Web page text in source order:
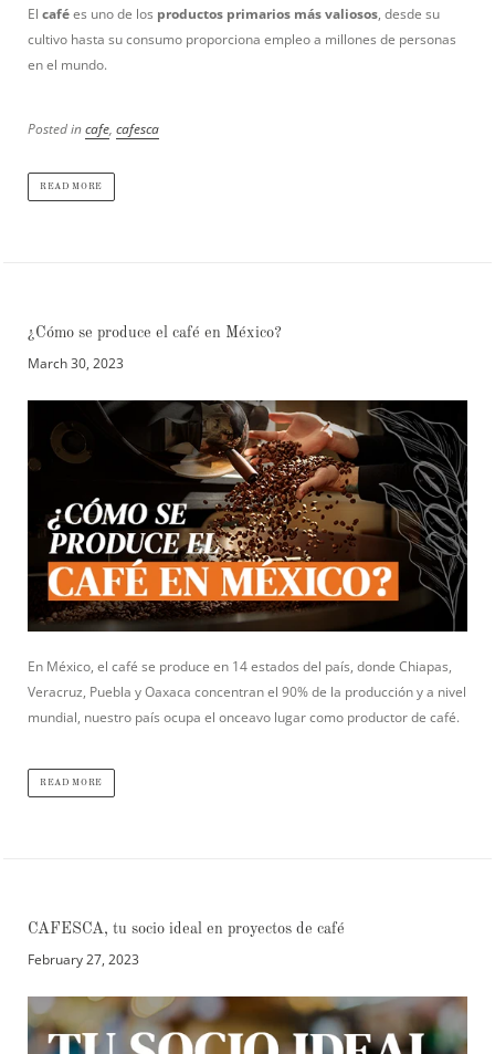
El café es uno de los productos primarios más valiosos, desde su
cultivo hasta su consumo proporciona empleo a millones de personas
en el mundo.
Posted in cafe, cafesca
READ MORE
¿Cómo se produce el café en México?
March 30, 2023
En México, el café se produce en 14 estados del país, donde Chiapas,
Veracruz, Puebla y Oaxaca concentran el 90% de la producción y a nivel
mundial, nuestro país ocupa el onceavo lugar como productor de café.
READ MORE
CAFESCA, tu socio ideal en proyectos de café
February 27, 2023